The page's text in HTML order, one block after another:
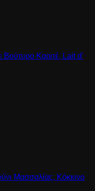
Καριτέ, Lait d’
Μασσαλίας, Κόκκινο